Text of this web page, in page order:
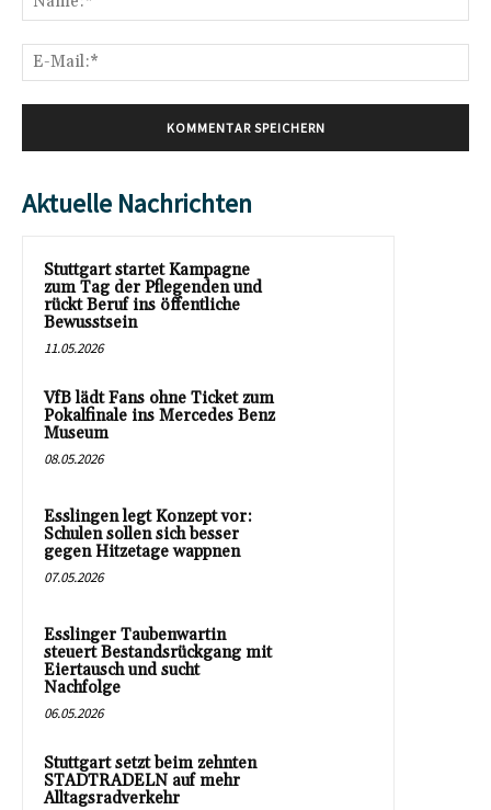
Aktuelle Nachrichten
Stuttgart startet Kampagne
zum Tag der Pflegenden und
rückt Beruf ins öffentliche
Bewusstsein
11.05.2026
VfB lädt Fans ohne Ticket zum
Pokalfinale ins Mercedes Benz
Museum
08.05.2026
Esslingen legt Konzept vor:
Schulen sollen sich besser
gegen Hitzetage wappnen
07.05.2026
Esslinger Taubenwartin
steuert Bestandsrückgang mit
Eiertausch und sucht
Nachfolge
06.05.2026
Stuttgart setzt beim zehnten
STADTRADELN auf mehr
Alltagsradverkehr